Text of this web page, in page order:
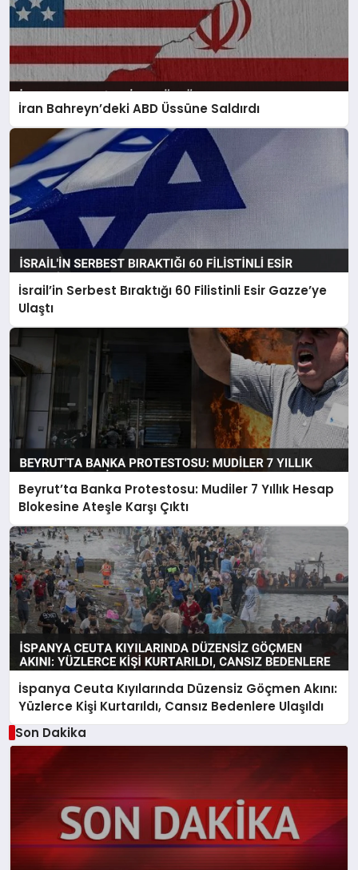
İran Bahreyn’deki ABD Üssüne Saldırdı
İsrail’in Serbest Bıraktığı 60 Filistinli Esir Gazze’ye
Ulaştı
Beyrut’ta Banka Protestosu: Mudiler 7 Yıllık Hesap
Blokesine Ateşle Karşı Çıktı
İspanya Ceuta Kıyılarında Düzensiz Göçmen Akını:
Yüzlerce Kişi Kurtarıldı, Cansız Bedenlere Ulaşıldı
Son Dakika